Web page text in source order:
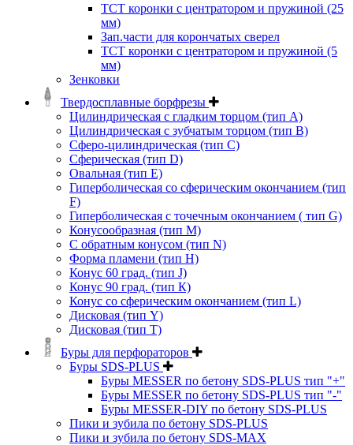
ТСТ коронки с центратором и пружиной (25
мм)
Зап.части для корончатых сверел
ТСТ коронки с центратором и пружиной (5
мм)
Зенковки
Твердосплавные борфрезы
Цилиндрическая с гладким торцом (тип А)
Цилиндрическая с зубчатым торцом (тип В)
Сферо-цилиндрическая (тип С)
Сферическая (тип D)
Овальная (тип Е)
Гиперболическая со сферическим окончанием (тип
F)
Гиперболическая с точечным окончанием ( тип G)
Конусообразная (тип М)
C обратным конусом (тип N)
Форма пламени (тип H)
Конус 60 град. (тип J)
Конус 90 град. (тип К)
Конус со сферическим окончанием (тип L)
Дисковая (тип Y)
Дисковая (тип Т)
Буры для перфораторов
Буры SDS-PLUS
Буры MESSER по бетону SDS-PLUS тип "+"
Буры MESSER по бетону SDS-PLUS тип "-"
Буры MESSER-DIY по бетону SDS-PLUS
Пики и зубила по бетону SDS-PLUS
Пики и зубила по бетону SDS-MAX